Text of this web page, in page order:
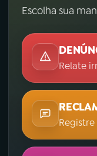
Escolha sua
Relate